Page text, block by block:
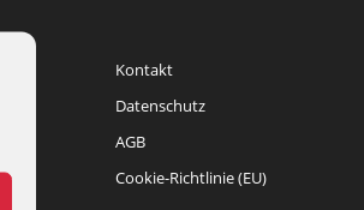
Kontakt
Datenschutz
AGB
Cookie-Richtlinie (EU)